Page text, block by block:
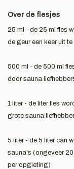
Over de flesjes
25 ml - de 25 ml fles
de geur een keer uit
500 ml - de 500 ml
door sauna
1 liter - de liter fles
grote sauna
5 liter - de 5 liter can
sauna's (ongeveer
per opgieting)